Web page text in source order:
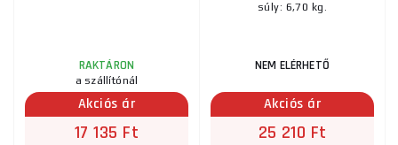
RAKTÁRON
a szállítónál
Akciós ár
17 135 Ft
súly: 6,70 kg.
NEM ELÉRHETŐ
Akciós ár
25 210 Ft